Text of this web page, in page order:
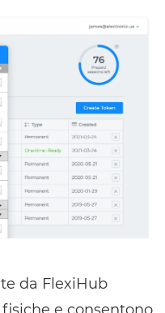
da FlexiHub